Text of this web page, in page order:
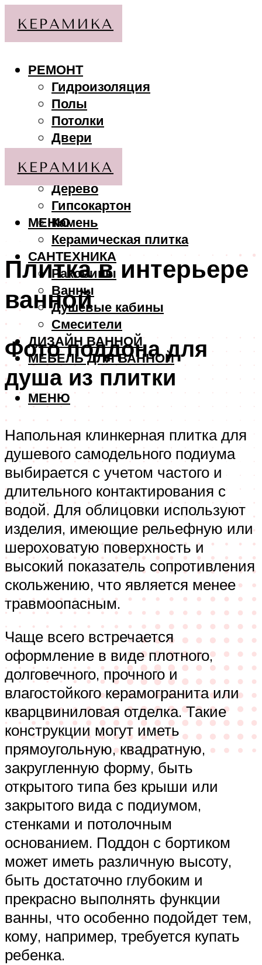
РЕМОНТ
Гидроизоляция
Полы
Потолки
Двери
МАТЕРИАЛЫ
Дерево
Гипсокартон
Камень
Керамическая плитка
САНТЕХНИКА
Раковины
Ванны
Душевые кабины
Смесители
ДИЗАЙН ВАННОЙ
МЕБЕЛЬ ДЛЯ ВАННОЙ
МЕНЮ
МЕНЮ
Плитка в интерьере
ванной
Фото поддона для
душа из плитки
Напольная клинкерная плитка для
душевого самодельного подиума
выбирается с учетом частого и
длительного контактирования с
водой. Для облицовки используют
изделия, имеющие рельефную или
шероховатую поверхность и
высокий показатель сопротивления
скольжению, что является менее
травмоопасным.
Чаще всего встречается
оформление в виде плотного,
долговечного, прочного и
влагостойкого керамогранита или
кварцвиниловая отделка. Такие
конструкции могут иметь
прямоугольную, квадратную,
закругленную форму, быть
открытого типа без крыши или
закрытого вида с подиумом,
стенками и потолочным
основанием. Поддон с бортиком
может иметь различную высоту,
быть достаточно глубоким и
прекрасно выполнять функции
ванны, что особенно подойдет тем,
кому, например, требуется купать
ребенка.